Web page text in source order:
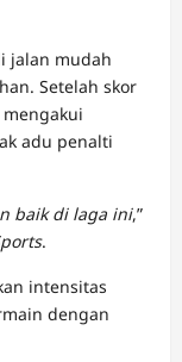
jalan mudah
Setelah skor
adu penalti
baik di laga ini,”
.
intensitas
dengan